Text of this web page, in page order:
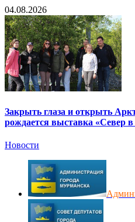
04.08.2026
Закрыть глаза и открыть
рождается выставка «Север в
Новости